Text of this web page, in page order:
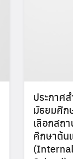
ประกาศ
มัธยมศึก
เลือกสถ
ศึกษาต้น